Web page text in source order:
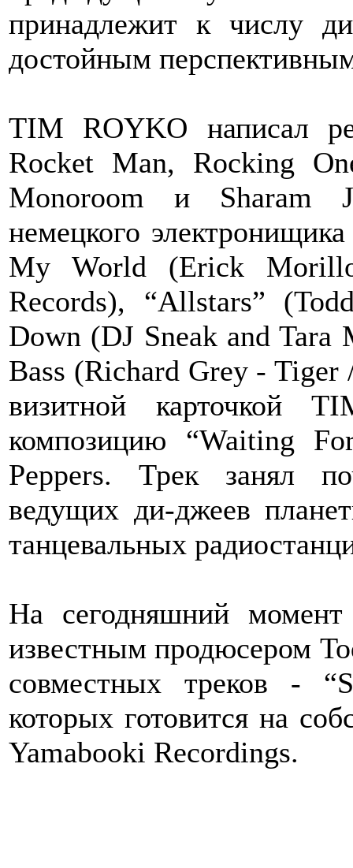
принадлежит к числу
достойным
TIM ROYKO написал
Rocket Man, Rocking
Monoroom и Sharam
немецкого
My World (Erick
Records), “Allstars”
Down (DJ Sneak and
Bass (Richard Grey - Tiger
визитной карточкой
композицию “Waiting
Peppers. Трек занял
ведущих ди-джеев
танцевальных
На сегодняшний
известным продюсером
совместных треков -
которых готовится на
Yamabooki Recordings.